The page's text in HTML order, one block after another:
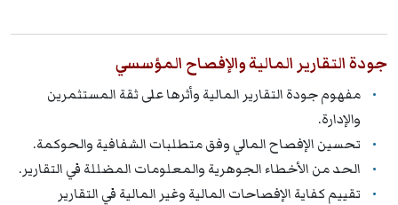
جودة التقارير المالية والإفصاح المؤسسي
مفهوم جودة التقارير المالية وأثرها على ثقة المستثمرين
والإدارة.
تحسين الإفصاح المالي وفق متطلبات الشفافية والحوكمة.
الحد من الأخطاء الجوهرية والمعلومات المضللة في التقارير.
تقييم كفاية الإفصاحات المالية وغير المالية في التقارير